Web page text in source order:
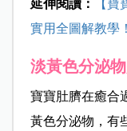
延伸閱讀：
【
實用全圖解教學！
淡黃色分泌
寶寶肚臍在癒合
黃色分泌物，有